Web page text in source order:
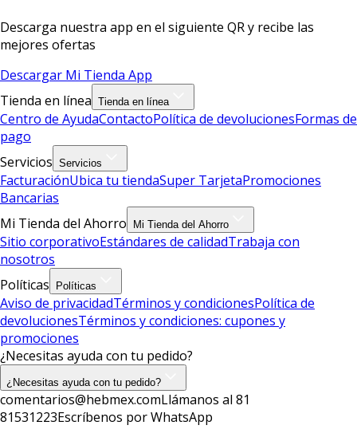
Descarga nuestra app en el siguiente QR y recibe las
mejores ofertas
Descargar Mi Tienda App
Tienda en línea Tienda en línea
Centro de AyudaContactoPolítica de devolucionesFormas de
pago
Servicios Servicios
FacturaciónUbica tu tiendaSuper TarjetaPromociones
Bancarias
Mi Tienda del Ahorro
Mi Tienda del Ahorro
Sitio corporativoEstándares de calidadTrabaja con
nosotros
Políticas
Políticas
Aviso de privacidadTérminos y condicionesPolítica de
devolucionesTérminos y condiciones: cupones y
promociones
¿Necesitas ayuda con tu pedido?
¿Necesitas ayuda con tu pedido?
comentarios@hebmex.comLlámanos al 81
81531223Escríbenos por WhatsApp